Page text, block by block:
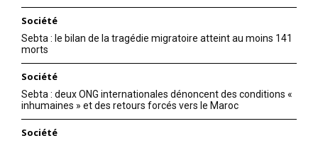
Société
Sebta : le bilan de la tragédie migratoire atteint au moins 141
morts
Société
Sebta : deux ONG internationales dénoncent des conditions «
inhumaines » et des retours forcés vers le Maroc
Société